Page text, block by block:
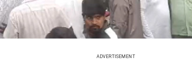
ADVERTISEMENT